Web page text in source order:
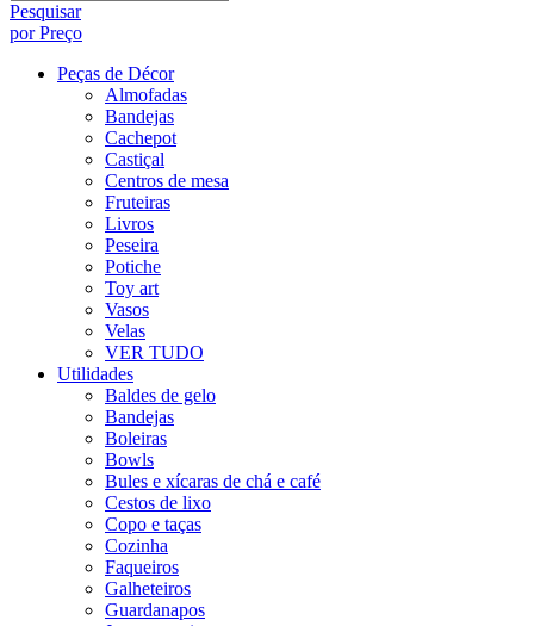
Pesquisar
por Preço
Peças de Décor
Almofadas
Bandejas
Cachepot
Castiçal
Centros de mesa
Fruteiras
Livros
Peseira
Potiche
Toy art
Vasos
Velas
VER TUDO
Utilidades
Baldes de gelo
Bandejas
Boleiras
Bowls
Bules e xícaras de chá e café
Cestos de lixo
Copo e taças
Cozinha
Faqueiros
Galheteiros
Guardanapos